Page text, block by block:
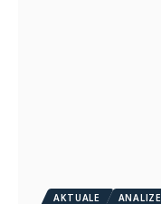
AKTUALE ANALIZE